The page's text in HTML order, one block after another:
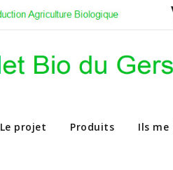
Vente en
Le projet Produits Ils